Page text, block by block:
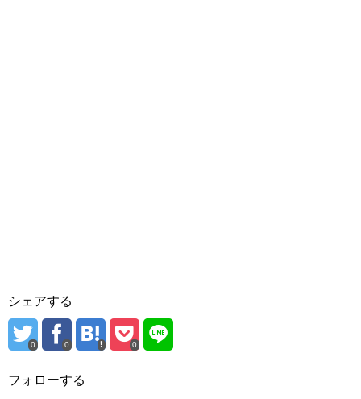
シェアする
0 0 0
フォローする